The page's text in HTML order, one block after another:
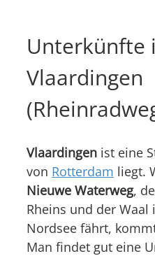
Unterkünfte
Vlaardingen
Vlaardingen ist eine
von Rotterdam liegt.
Nieuwe Waterweg,
Rheins und der
Nordsee fährt,
Man findet gut eine